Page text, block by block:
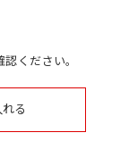
ください。
る